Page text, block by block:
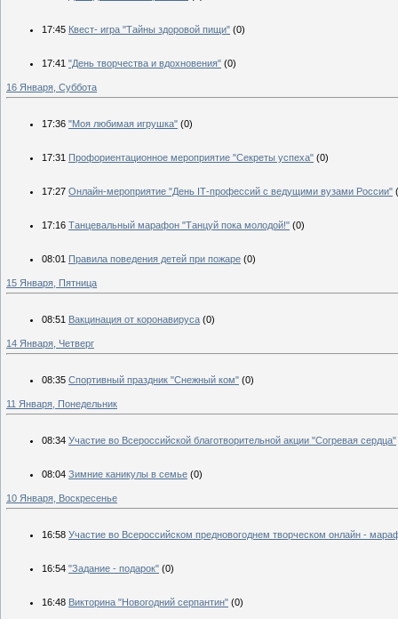
17:45 Квест- игра "Тайны здоровой пищи" (0)
17:41 "День творчества и вдохновения" (0)
16 Января, Суббота
17:36 "Моя любимая игрушка" (0)
17:31 Профориентационное мероприятие "Секреты успеха" (0)
17:27 Онлайн-мероприятие "День IТ-профессий с ведущими вузами России"
17:16 Танцевальный марафон "Танцуй пока молодой!" (0)
08:01 Правила поведения детей при пожаре (0)
15 Января, Пятница
08:51 Вакцинация от коронавируса (0)
14 Января, Четверг
08:35 Спортивный праздник "Снежный ком" (0)
11 Января, Понедельник
08:34 Участие во Всероссийской благотворительной акции "Согревая сердца"
08:04 Зимние каникулы в семье (0)
10 Января, Воскресенье
16:58 Участие во Всероссийском предновогоднем творческом онлайн -
16:54 "Задание - подарок" (0)
16:48 Викторина "Новогодний серпантин" (0)